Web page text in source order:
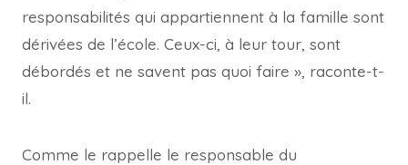
responsabilités qui appartiennent à la famille sont
dérivées de l’école. Ceux-ci, à leur tour, sont
débordés et ne savent pas quoi faire », raconte-t-
il.
Comme le rappelle le responsable du